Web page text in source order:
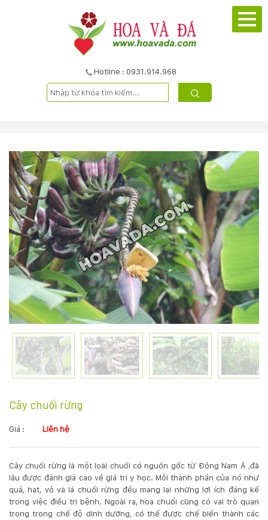
Hotline : 0931.914.968
SẢN
PHẨM
DỊCH
VỤ
THUẬT
TRỒNG
CÂY
LIÊN
HỆ
Cây chuối rừng
Giá : Liên hệ
Cây chuối rừng là một loài chuối có nguồn gốc từ Đông Nam Á ,đã
lâu được đánh giá cao về giá trị y học. Mỗi thành phần của nó như
quả, hạt, vỏ và lá chuối rừng đều mang lại những lợi ích đáng kể
trong việc điều trị bệnh. Ngoài ra, hoa chuối cũng có vai trò quan
trọng trong chế độ dinh dưỡng, có thể được chế biến thành các